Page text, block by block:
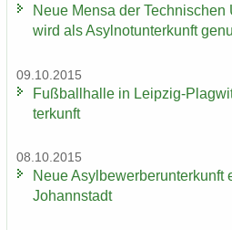
Neue Mensa der Tech­ni­schen
wird als Asyl­not­un­ter­kunft
09.10.2015
Fuß­ball­hal­le in Leipzig-​
ter­kunft
08.10.2015
Neue Asyl­be­wer­ber­un­ter­kunft
Johannstadt